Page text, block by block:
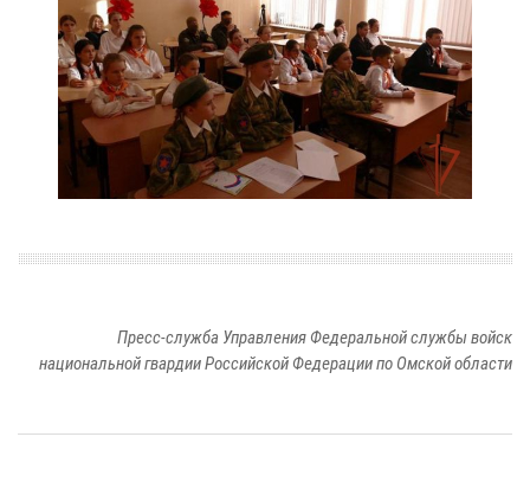
Пресс-служба Управления Федеральной службы войск
национальной гвардии Российской Федерации по Омской области